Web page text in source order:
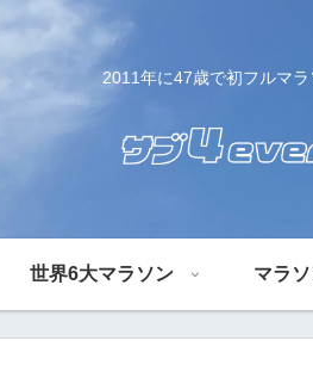
2011年に47歳で初フルマ
世界6大マラソン マラ